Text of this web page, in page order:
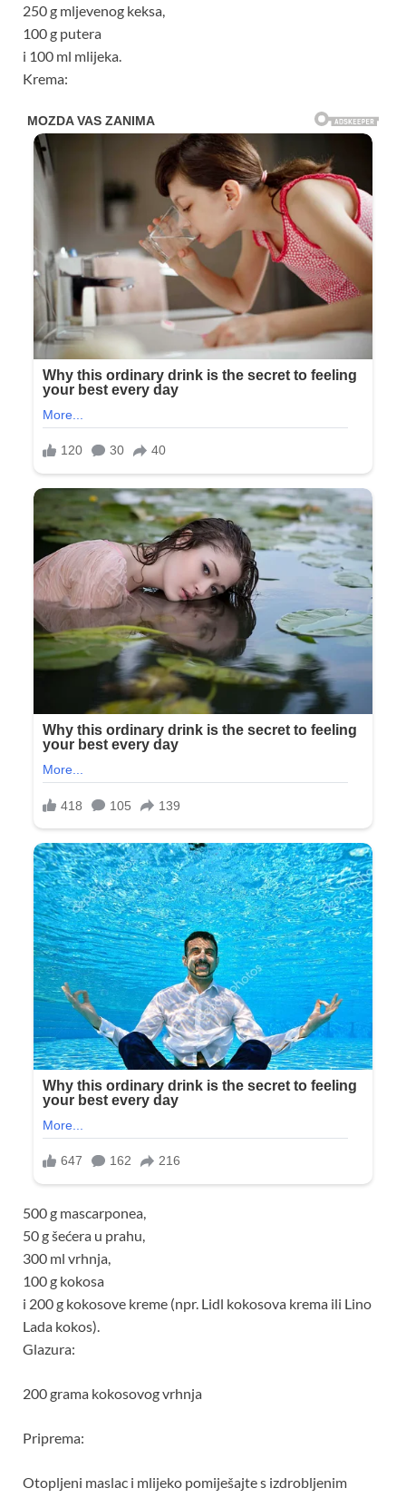
250 g mljevenog keksa,
100 g putera
i 100 ml mlijeka.
Krema:
500 g mascarponea,
50 g šećera u prahu,
300 ml vrhnja,
100 g kokosa
i 200 g kokosove kreme (npr. Lidl kokosova krema ili Lino
Lada kokos).
Glazura:
200 grama kokosovog vrhnja
Priprema:
Otopljeni maslac i mlijeko pomiješajte s izdrobljenim